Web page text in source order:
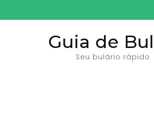
para
Guia de
Seu bulário rápido